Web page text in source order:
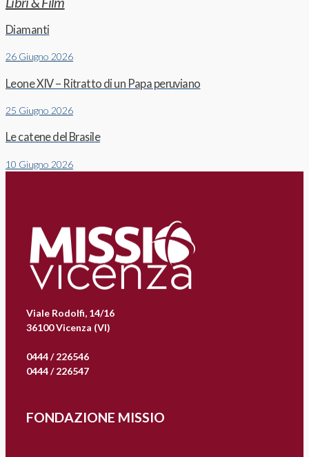
Diamanti
26 Giugno 2026
Leone XIV – Ritratto di un Papa peruviano
25 Giugno 2026
Le catene del Brasile
10 Giugno 2026
Viale Rodolfi, 14/16
36100 Vicenza (VI)
0444 / 226546
0444 / 226547
FONDAZIONE MISSIO